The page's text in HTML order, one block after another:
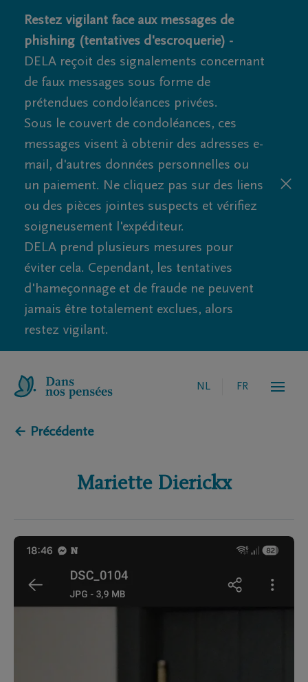
Restez vigilant face aux messages de
phishing (tentatives d'escroquerie) -
DELA reçoit des signalements concernant
de faux messages sous forme de
prétendues condoléances privées.
Sous le couvert de condoléances, ces
messages visent à obtenir des adresses e-
mail, d'autres données personnelles ou
un paiement. Ne cliquez pas sur des liens
ou des pièces jointes suspects et vérifiez
soigneusement l'expéditeur.
DELA prend plusieurs mesures pour
éviter cela. Cependant, les tentatives
d'hameçonnage et de fraude ne peuvent
jamais être totalement exclues, alors
restez vigilant.
NL FR
← Précédente
Mariette Dierickx